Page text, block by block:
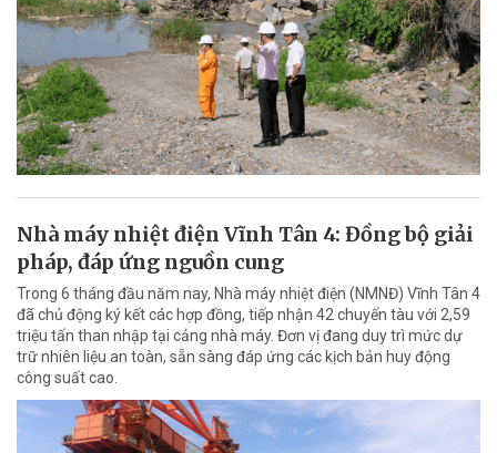
Nhà máy nhiệt điện Vĩnh Tân 4: Đồng bộ giải
pháp, đáp ứng nguồn cung
Trong 6 tháng đầu năm nay, Nhà máy nhiệt điện (NMNĐ) Vĩnh Tân 4
đã chủ động ký kết các hợp đồng, tiếp nhận 42 chuyến tàu với 2,59
triệu tấn than nhập tại cảng nhà máy. Đơn vị đang duy trì mức dự
trữ nhiên liệu an toàn, sẵn sàng đáp ứng các kịch bản huy động
công suất cao.